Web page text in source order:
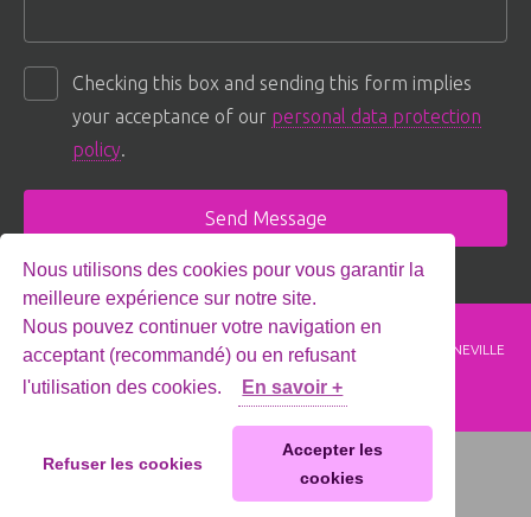
Nous utilisons des cookies pour vous garantir la
meilleure expérience sur notre site.
Nous pouvez continuer votre navigation en
acceptant (recommandé) ou en refusant
l'utilisation des cookies.
En savoir +
Refuser les cookies
Accepter les
cookies
Checking this box and sending this form implies
your acceptance of our personal data protection
policy.
MDG
310 Rue des Hérons Cendrés ZAE les Bordets 74130 BONNEVILLE
+33 (0)4 50 97 49 49
+33 (0)4 50 97 49 40
contact@mdg-sarl.com
© MDG Sarl. All rights reserved
Legal Notice